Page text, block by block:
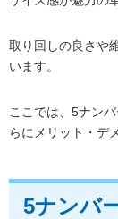
取り回しの良さや
います。
ここでは、5ナン
らにメリット・デ
5ナンバ